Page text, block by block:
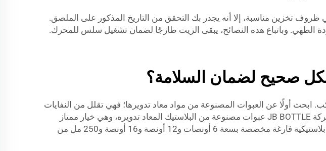
تخزين مناسبة، إلا أنه يجدر بك التحقق من التاريخ المذكور على الملصق.
الطهي. وباتباع هذه النصائح، يبقى الزيت طازجًا لضمان تشغيل سلس للمحرك.
صحيح لضمان السلامة؟
ابحث أولًا عن العبوات المصنوعة من مواد معاد تدويرها؛ فهي تقلل من النفايات
باستخدام مواد مستعملة، وتخفّض كمية البلاستيك المُلقاة في المكبات أو المحيطات. وتوفّر شركة JB BOTTLE عبوات مصنوعة من البلاستيك المعاد تدويره، وهي خيار ممتاز
زجاجات بلاستيكية فارغة مخصصة بسعة 6 أونصات و12 أونصة و16 أونصة و250 مل من